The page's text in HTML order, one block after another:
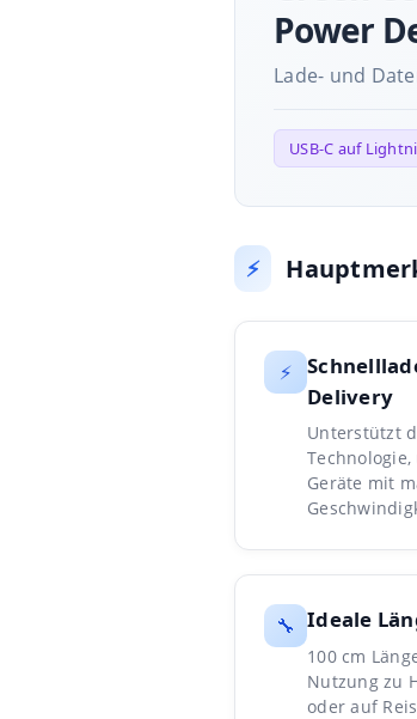
Power
Lade- und
USB-C auf
⚡
⚡
Delivery
Unterstützt
Geräte mit
🔧 Ideale
100 cm
Nutzung zu
oder auf